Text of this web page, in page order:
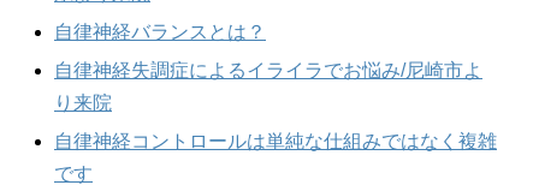
自律神経バランスとは？
自律神経失調症によるイライラでお悩み/尼崎市よ
り来院
自律神経コントロールは単純な仕組みではなく複雑
です